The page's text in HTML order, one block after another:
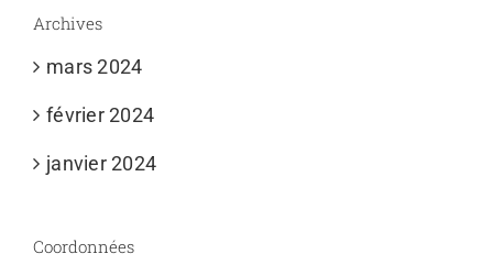
Archives
mars 2024
février 2024
janvier 2024
Coordonnées